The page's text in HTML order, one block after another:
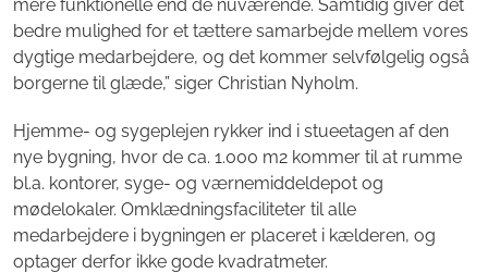
mere funktionelle end de nuværende. Samtidig giver det
bedre mulighed for et tættere samarbejde mellem vores
dygtige medarbejdere, og det kommer selvfølgelig også
borgerne til glæde,” siger Christian Nyholm.
Hjemme- og sygeplejen rykker ind i stueetagen af den
nye bygning, hvor de ca. 1.000 m2 kommer til at rumme
bl.a. kontorer, syge- og værnemiddeldepot og
mødelokaler. Omklædningsfaciliteter til alle
medarbejdere i bygningen er placeret i kælderen, og
optager derfor ikke gode kvadratmeter.